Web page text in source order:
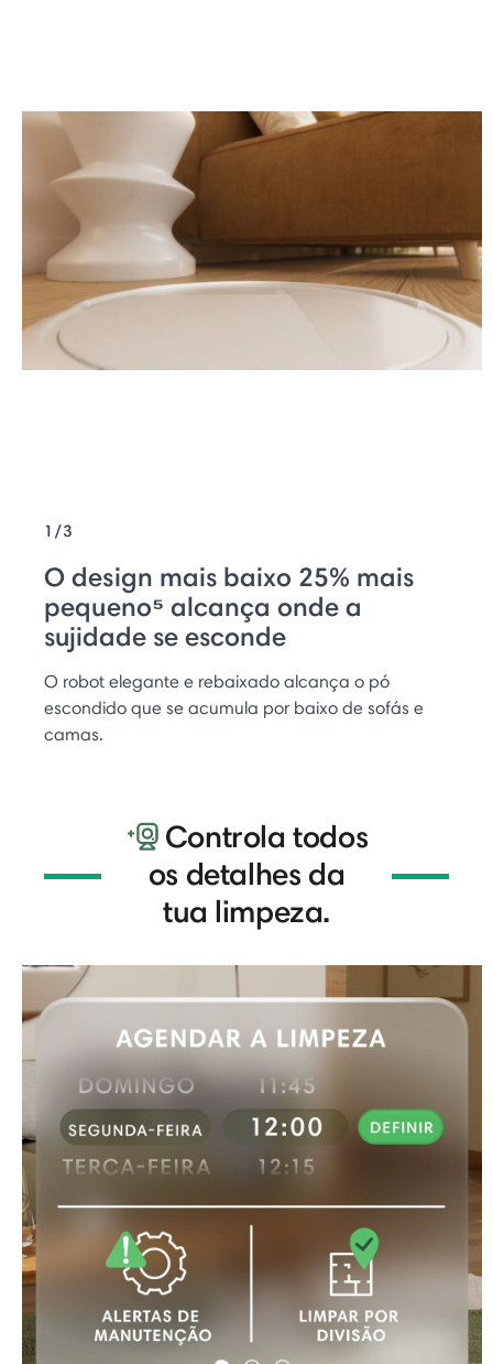
1/3
O design mais baixo 25% mais
pequeno⁵ alcança onde a
sujidade se esconde
O robot elegante e rebaixado alcança o pó
escondido que se acumula por baixo de sofás e
camas.
Controla todos
os detalhes da
tua limpeza.